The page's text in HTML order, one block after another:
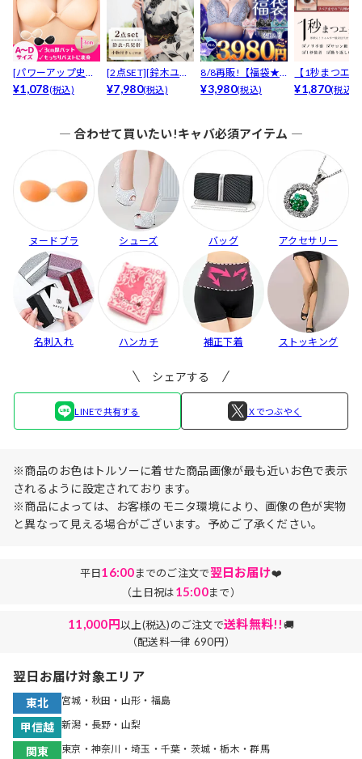
[パワーアップ史上
最強5倍盛りアップ
¥1,078(税込)
[2点SET][鈴木ユリ
ア(baby)...
¥7,980(税込)
8/8再販!【福袋★
ブラセット3点
¥3,980(税込)
【1秒まつエ
リュームタイ
¥1,870(税込)
― 合わせて買いたい!キャバ必須アイテム ―
ヌードブラ シューズ バッグ アクセサリー
名刺入れ ハンカチ 補正下着 ストッキング
シェアする
LINEで共有する Ｘでつぶやく
※商品のお色はトルソーに着せた商品画像が最も近いお色で表示
されるように設定されております。
※商品によっては、お客様のモニタ環境により、画像の色が実物
と異なって見える場合がございます。予めご了承ください。
平日16:00までのご注文で翌日お届け❤️
（土日祝は15:00まで）
11,000円以上(税込)のご注文で送料無料!!🚚
（配送料一律 690円）
翌日お届け対象エリア
東北 宮城・秋田・山形・福島
甲信越 新潟・長野・山梨
関東 東京・神奈川・埼玉・千葉・茨城・栃木・群馬